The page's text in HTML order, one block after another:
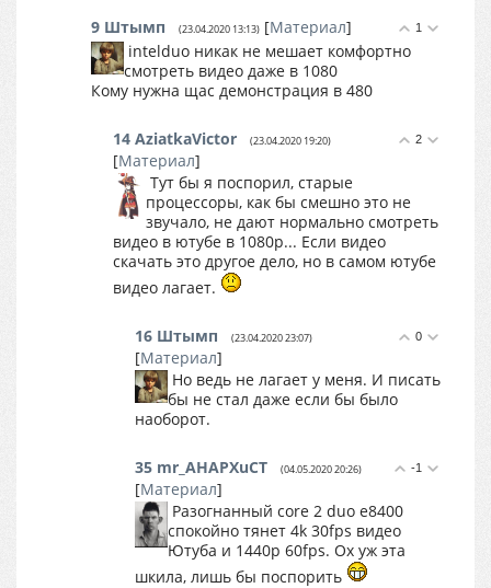
1
9 Штымп (23.04.2020 13:13) [Материал]
intelduo никак не мешает комфортно
смотреть видео даже в 1080
Кому нужна щас демонстрация в 480
2
14 AziatkaVictor (23.04.2020 19:20)
[Материал]
Тут бы я поспорил, старые
процессоры, как бы смешно это не
звучало, не дают нормально смотреть
видео в ютубе в 1080p... Если видео
скачать это другое дело, но в самом ютубе
видео лагает.
0
16 Штымп (23.04.2020 23:07)
[Материал]
Но ведь не лагает у меня. И писать
бы не стал даже если бы было
наоборот.
-1
35 mr_AHAPXuCT (04.05.2020 20:26)
[Материал]
Разогнанный core 2 duo e8400
спокойно тянет 4k 30fps видео
Ютуба и 1440p 60fps. Ох уж эта
шкила, лишь бы поспорить